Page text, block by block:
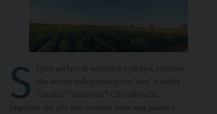
S
i può parlare di agricoltura olistica, termine
che deriva dalla parola greca “olos” e indica
“totalità”, “interezza”? Chi coltiva ha
imparato che per fare crescere bene una pianta è